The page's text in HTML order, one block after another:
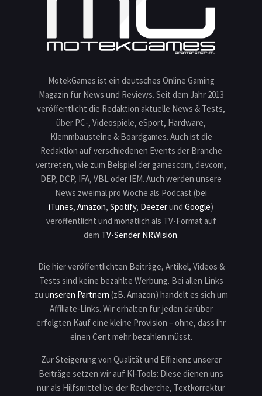
MotekGames ist ein deutsches Online Gaming
Magazin für News und Reviews. Seit dem Jahr 2013
veröffentlicht die Redaktion aktuelle News & Tests,
über PC-, Videospiele, eSport, Hardware,
Klemmbausteine & Boardgames. Auch ist die
Redaktion auf verschiedenen Events der Branche
vertreten, wie zum Beispiel der gamescom, devcom,
DEP, DCP, IFA, VBL oder IEM. Auch werden unsere
News zweimal pro Woche als Podcast (bei
iTunes, Amazon, Spotify, Deezerund Google)
veröffentlicht und monatlich als TV-Format auf
dem TV-Sender NRWision.
Die hier veröffentlichten Beiträge, Artikel, Videos &
Tests sind keine bezahlte Werbung. Bei allen Links
zu unseren Partnern (zB. Amazon) handelt es sich um
Affiliate-Links. Wir erhalten für jeden darüber
erfolgten Kauf eine kleine Provision – ohne, dass ihr
einen Cent mehr bezahlen müsst.
Zur Steigerung von Qualität und Effizienz unserer
Beiträge setzen wir auf KI-Tools: Diese dienen uns
nur als Hilfsmittel bei der Recherche, Textkorrektur